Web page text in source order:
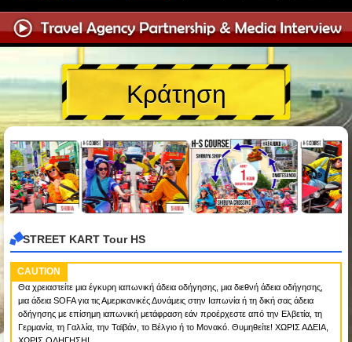
Κράτηση
STREET KART Tour HS
CAUTION
Θα χρειαστείτε μια έγκυρη ιαπωνική άδεια οδήγησης, μια διεθνή άδεια οδήγησης,
μια άδεια SOFA για τις Αμερικανικές Δυνάμεις στην Ιαπωνία ή τη δική σας άδεια
οδήγησης με επίσημη ιαπωνική μετάφραση εάν προέρχεστε από την Ελβετία, τη
Γερμανία, τη Γαλλία, την Ταϊβάν, το Βέλγιο ή το Μονακό. Θυμηθείτε! ΧΩΡΙΣ ΑΔΕΙΑ,
ΧΩΡΙΣ ΟΔΗΓΗΣΗ!